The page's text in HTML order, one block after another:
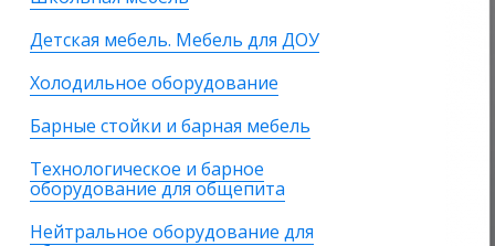
Детская мебель. Мебель для ДОУ
Холодильное оборудование
Барные стойки и барная мебель
Технологическое и барное
оборудование для общепита
Нейтральное оборудование для